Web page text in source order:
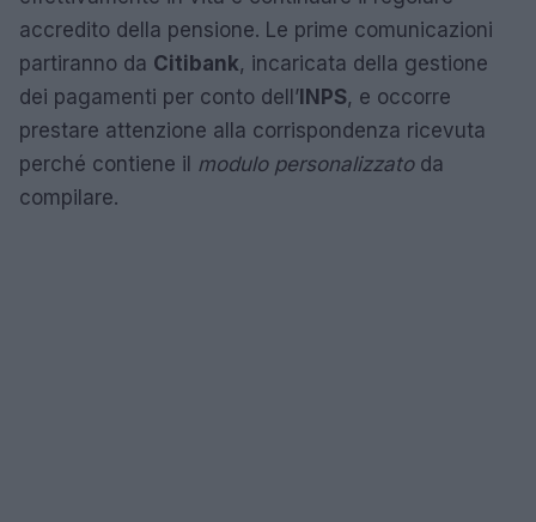
accredito della pensione. Le prime comunicazioni
partiranno da Citibank, incaricata della gestione
dei pagamenti per conto dell’INPS, e occorre
prestare attenzione alla corrispondenza ricevuta
perché contiene il modulo personalizzatoda
compilare.